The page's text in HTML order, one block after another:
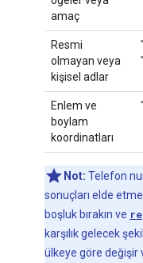
amaç
Resmi
olmayan veya
kişisel adlar
Enlem ve
boylam
koordinatları
Not: Telefon
sonuçları elde
boşluk bırakın ve
karşılık gelecek
ülkeye göre değişir